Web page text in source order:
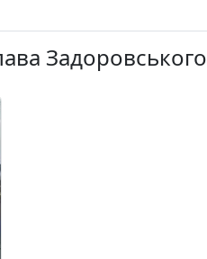
Задоровського